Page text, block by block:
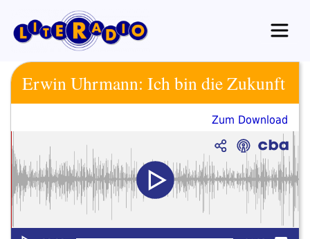
Inhalt
springen
Erwin Uhrmann: Ich bin die Zukunft
Zum Download